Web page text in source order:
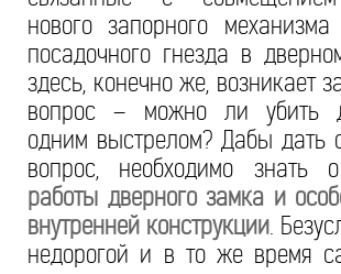
нового запорного
посадочного гнезда в
здесь, конечно же, возникает
вопрос – можно ли убить
одним выстрелом? Дабы дать
вопрос, необходимо знать
работы дверного замка и
внутренней конструкции.
недорогой и в то же время